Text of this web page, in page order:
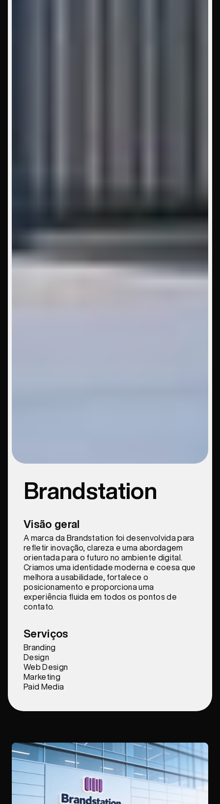
Brandstation
Visão geral
A marca da Brandstation foi desenvolvida para
refletir inovação, clareza e uma abordagem
orientada para o futuro no ambiente digital.
Criamos uma identidade moderna e coesa que
melhora a usabilidade, fortalece o
posicionamento e proporciona uma
experiência fluida em todos os pontos de
contato.
Serviços
Branding
Design
Web Design
Marketing
Paid Media